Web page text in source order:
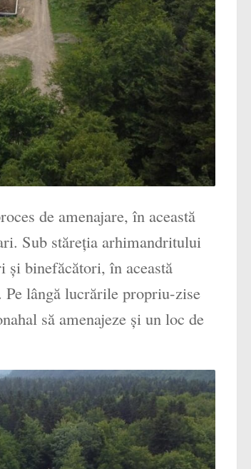
de amenajare, în această
Sub stăreţia arhimandritului
binefăcători, în această
lângă lucrările propriu-zise
să amenajeze şi un loc de